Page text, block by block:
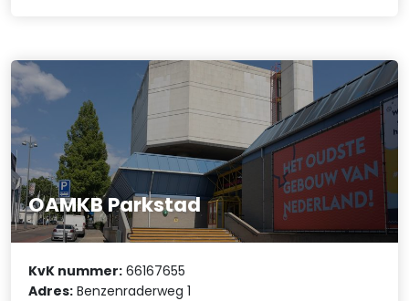
OAMKB Parkstad
KvK nummer: 66167655
Adres: Benzenraderweg 1